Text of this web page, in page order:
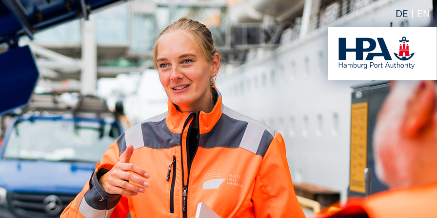
DE EN
Center der HPA
aller Verkehrsmeldungen im Hafen am